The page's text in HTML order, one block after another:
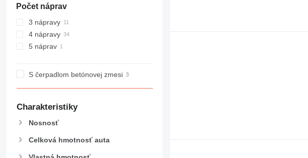
Počet náprav
3 nápravy
4 nápravy
5 náprav
S čerpadlom betónovej zmesi
Charakteristiky
Nosnosť
Celková hmotnosť auta